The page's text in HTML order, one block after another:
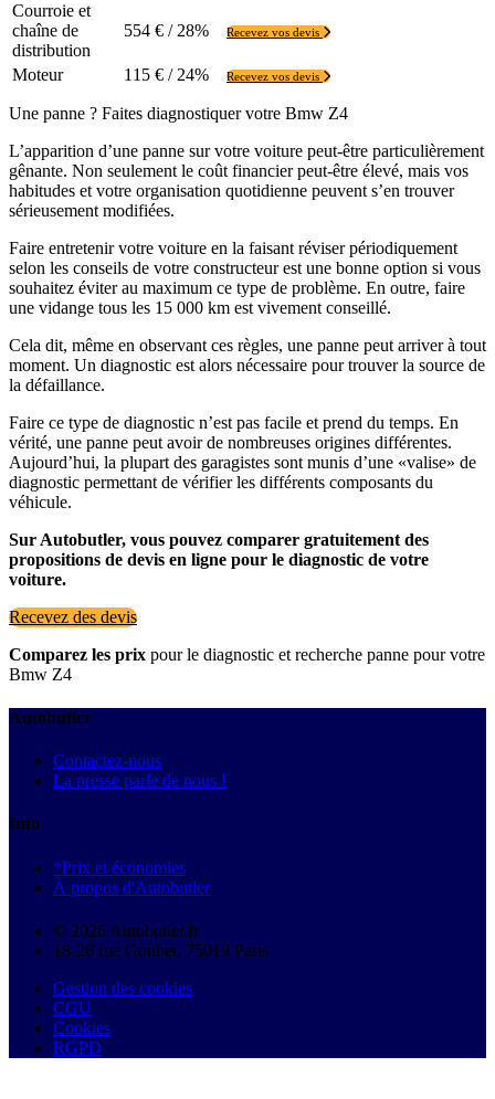
Courroie et
chaîne de
distribution
554 € / 28% Recevez vos devis
Moteur 115 € / 24% Recevez vos devis
Une panne ? Faites diagnostiquer votre Bmw Z4
L’apparition d’une panne sur votre voiture peut-être particulièrement
gênante. Non seulement le coût financier peut-être élevé, mais vos
habitudes et votre organisation quotidienne peuvent s’en trouver
sérieusement modifiées.
Faire entretenir votre voiture en la faisant réviser périodiquement
selon les conseils de votre constructeur est une bonne option si vous
souhaitez éviter au maximum ce type de problème. En outre, faire
une vidange tous les 15 000 km est vivement conseillé.
Cela dit, même en observant ces règles, une panne peut arriver à tout
moment. Un diagnostic est alors nécessaire pour trouver la source de
la défaillance.
Faire ce type de diagnostic n’est pas facile et prend du temps. En
vérité, une panne peut avoir de nombreuses origines différentes.
Aujourd’hui, la plupart des garagistes sont munis d’une «valise» de
diagnostic permettant de vérifier les différents composants du
véhicule.
Sur Autobutler, vous pouvez comparer gratuitement des
propositions de devis en ligne pour le diagnostic de votre
voiture.
Recevez des devis
Comparez les prix pour le diagnostic et recherche panne pour votre
Bmw Z4
Autobutler
Contactez-nous
La presse parle de nous !
Info
*Prix et économies
À propos d'Autobutler
© 2026 Autobutler.fr
18-26 rue Goubet, 75019 Paris
Gestion des cookies
CGU
Cookies
RGPD